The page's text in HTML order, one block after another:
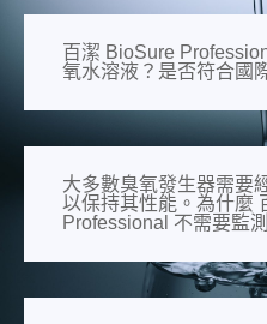
百潔 BioSure
氧水溶液？是否符合國
大多數臭氧發生器需要
以保持其性能。為什麼
Professional 不需要監